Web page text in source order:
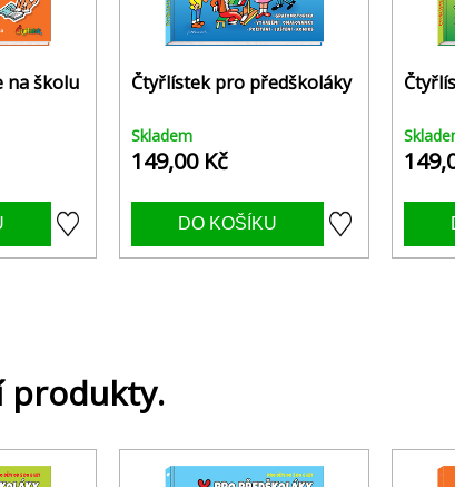
na školu Čtyřlístek pro předškoláky
Skladem
149,00 Kč
produkty.